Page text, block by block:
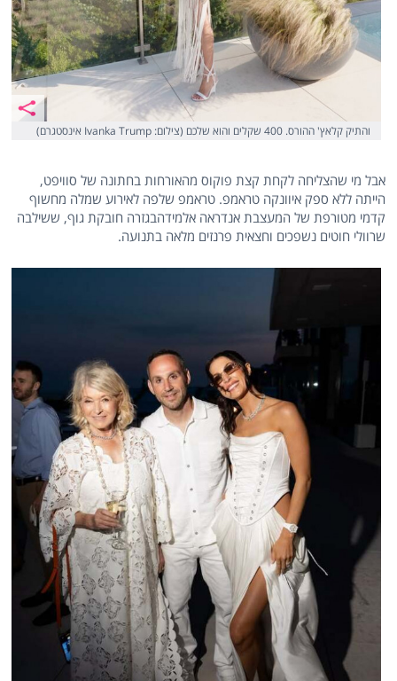
והתיק קלאץ' ההורס. 400 שקלים והוא שלכם (צילום: Ivanka Trump אינסטגרם)
אבל מי שהצליחה לקחת קצת פוקוס מהאורחות בחתונה של סוויפט,
הייתה ללא ספק איוונקה טראמפ. טראמפ שלפה לאירוע שמלה מחשוף
קדמי מטורפת של המעצבת אנדראה אלמידהבגזרה חובקת גוף, ששילבה
שרוולי חוטים נשפכים וחצאית פרנזים מלאה בתנועה.